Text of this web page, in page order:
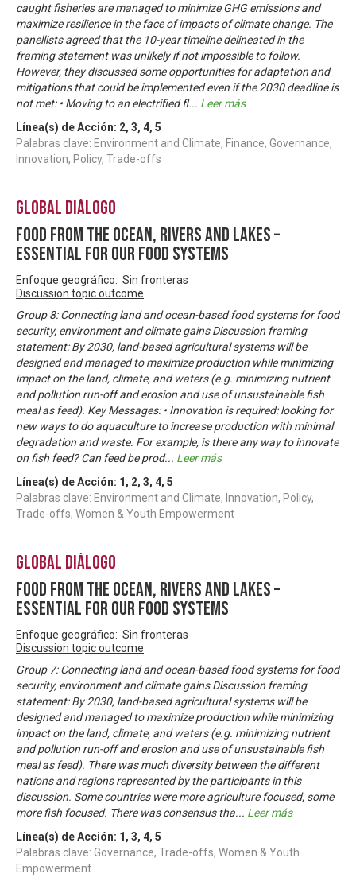
caught fisheries are managed to minimize GHG emissions and
maximize resilience in the face of impacts of climate change. The
panellists agreed that the 10-year timeline delineated in the
framing statement was unlikely if not impossible to follow.
However, they discussed some opportunities for adaptation and
mitigations that could be implemented even if the 2030 deadline is
not met: • Moving to an electrified fl... Leer más
Línea(s) de Acción: 2, 3, 4, 5
Palabras clave: Environment and Climate, Finance, Governance,
Innovation, Policy, Trade-offs
Global Diálogo
Food from the ocean, rivers and lakes –
essential for our food systems
Enfoque geográfico: Sin fronteras
Discussion topic outcome
Group 8: Connecting land and ocean-based food systems for food
security, environment and climate gains Discussion framing
statement: By 2030, land-based agricultural systems will be
designed and managed to maximize production while minimizing
impact on the land, climate, and waters (e.g. minimizing nutrient
and pollution run-off and erosion and use of unsustainable fish
meal as feed). Key Messages: • Innovation is required: looking for
new ways to do aquaculture to increase production with minimal
degradation and waste. For example, is there any way to innovate
on fish feed? Can feed be prod... Leer más
Línea(s) de Acción: 1 , 2, 3, 4, 5
Palabras clave: Environment and Climate, Innovation, Policy,
Trade-offs, Women & Youth Empowerment
Global Diálogo
Food from the ocean, rivers and lakes –
essential for our food systems
Enfoque geográfico: Sin fronteras
Discussion topic outcome
Group 7: Connecting land and ocean-based food systems for food
security, environment and climate gains Discussion framing
statement: By 2030, land-based agricultural systems will be
designed and managed to maximize production while minimizing
impact on the land, climate, and waters (e.g. minimizing nutrient
and pollution run-off and erosion and use of unsustainable fish
meal as feed). There was much diversity between the different
nations and regions represented by the participants in this
discussion. Some countries were more agriculture focused, some
more fish focused. There was consensus tha... Leer más
Línea(s) de Acción: 1 , 3, 4, 5
Palabras clave: Governance, Trade-offs, Women & Youth
Empowerment